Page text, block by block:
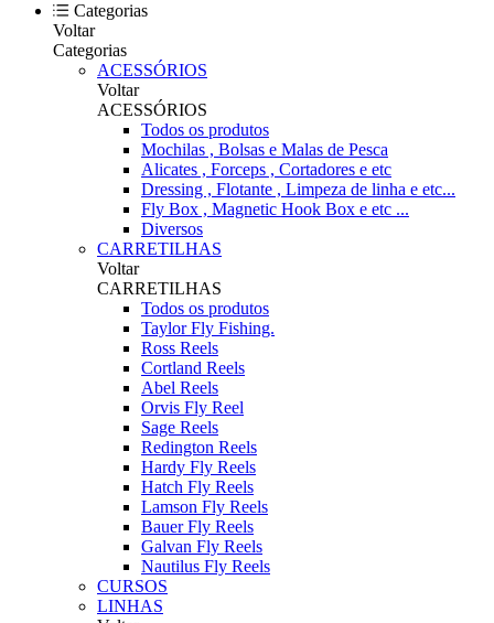
Categorias
Voltar
Categorias
ACESSÓRIOS
Voltar
ACESSÓRIOS
Todos os produtos
Mochilas , Bolsas e Malas de Pesca
Alicates , Forceps , Cortadores e etc
Dressing , Flotante , Limpeza de linha e etc...
Fly Box , Magnetic Hook Box e etc ...
Diversos
CARRETILHAS
Voltar
CARRETILHAS
Todos os produtos
Taylor Fly Fishing.
Ross Reels
Cortland Reels
Abel Reels
Orvis Fly Reel
Sage Reels
Redington Reels
Hardy Fly Reels
Hatch Fly Reels
Lamson Fly Reels
Bauer Fly Reels
Galvan Fly Reels
Nautilus Fly Reels
CURSOS
LINHAS